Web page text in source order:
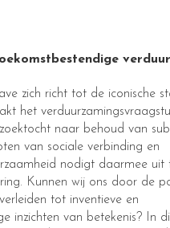
zich richt tot de iconische
het
naar behoud van
van sociale verbinding en
nodigt daarmee uit
Kunnen wij ons door de
tot inventieve en
inzichten van betekenis? In